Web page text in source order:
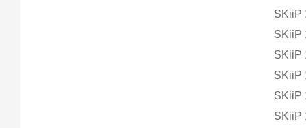
SKiiP
SKiiP
SKiiP
SKiiP
SKiiP
SKiiP